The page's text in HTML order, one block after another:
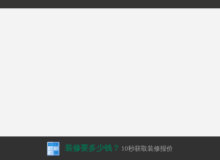
装修要多少钱？ 10秒获取装修报价